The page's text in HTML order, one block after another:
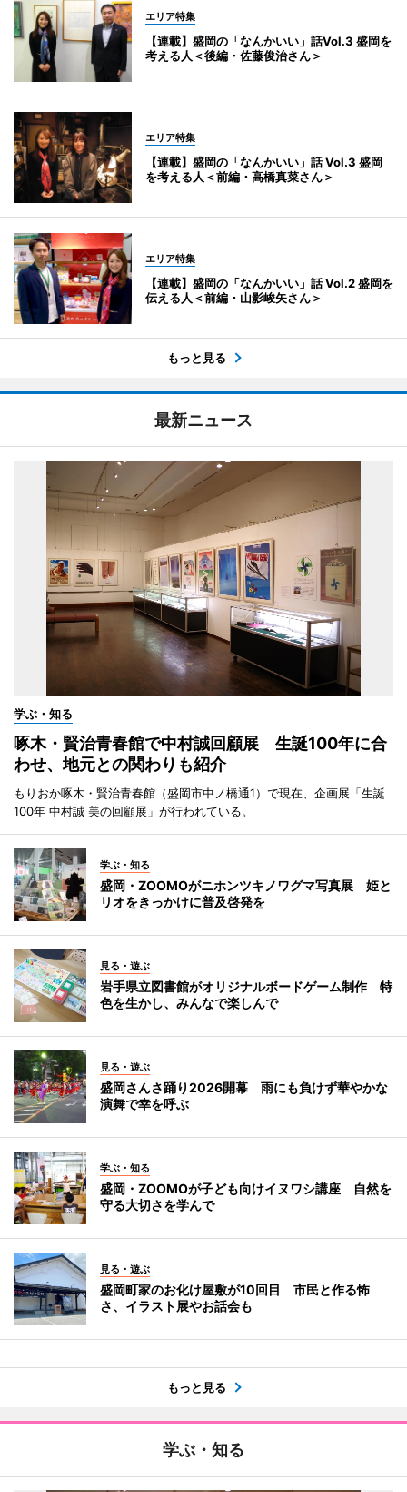
エリア特集
【連載】盛岡の「なんかいい」話Vol.3 盛岡を
考える人＜後編・佐藤俊治さん＞
エリア特集
【連載】盛岡の「なんかいい」話 Vol.3 盛岡
を考える人＜前編・高橋真菜さん＞
エリア特集
【連載】盛岡の「なんかいい」話 Vol.2 盛岡を
伝える人＜前編・山影峻矢さん＞
もっと見る
最新ニュース
学ぶ・知る
啄木・賢治青春館で中村誠回顧展 生誕100年に合
わせ、地元との関わりも紹介
もりおか啄木・賢治青春館（盛岡市中ノ橋通1）で現在、企画展「生誕
100年 中村誠 美の回顧展」が行われている。
学ぶ・知る
盛岡・ZOOMOがニホンツキノワグマ写真展 姫と
リオをきっかけに普及啓発を
見る・遊ぶ
岩手県立図書館がオリジナルボードゲーム制作 特
色を生かし、みんなで楽しんで
見る・遊ぶ
盛岡さんさ踊り2026開幕 雨にも負けず華やかな
演舞で幸を呼ぶ
学ぶ・知る
盛岡・ZOOMOが子ども向けイヌワシ講座 自然を
守る大切さを学んで
見る・遊ぶ
盛岡町家のお化け屋敷が10回目 市民と作る怖
さ、イラスト展やお話会も
もっと見る
学ぶ・知る